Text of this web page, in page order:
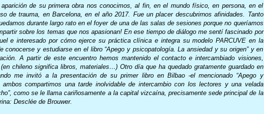
de su primera obra nos conocimos, al fin, en el mundo físico, en persona, en el
de trauma, en Barcelona, en el año 2017. Fue un placer descubrirnos afinidades. Tanto
durante largo rato en el foyer de una de las salas de sesiones porque no queríamos
sobre los temas que nos apasionan! En ese tiempo de diálogo me sentí fascinado por
e interesado por cómo ejerce su práctica clínica e integra su modelo PARCUVE en la
conocerse y estudiarse en el libro “Apego y psicopatología. La ansiedad y su origen” y en
A partir de este encuentro hemos mantenido el contacto e intercambiado visiones,
chileno significa libros, materiales…) Otro día que ha quedado gratamente guardado en
me invitó a la presentación de su primer libro en Bilbao -el mencionado “Apego y
compartimos una tarde inolvidable de intercambio con los lectores y una velada
como se le llama cariñosamente a la capital vizcaína, precisamente sede principal de la
Desclée de Brouwer.